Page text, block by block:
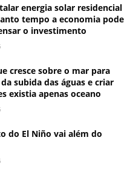
energia solar residencial
tempo a economia pode
o investimento
cresce sobre o mar para
subida das águas e criar
existia apenas oceano
do El Niño vai além do